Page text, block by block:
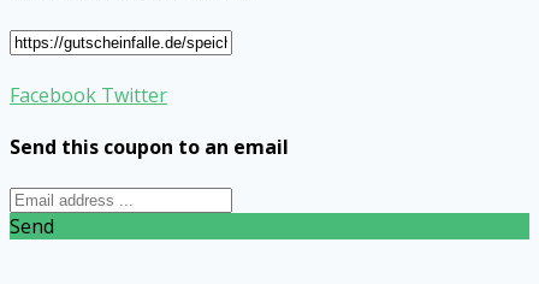
Facebook Twitter
Send this coupon to an email
Send